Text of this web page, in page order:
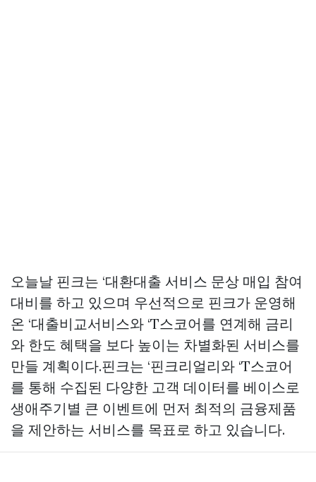
오늘날 핀크는 ‘대환대출 서비스 문상 매입 참여
대비를 하고 있으며 우선적으로 핀크가 운영해
온 ‘대출비교서비스와 ‘T스코어를 연계해 금리
와 한도 혜택을 보다 높이는 차별화된 서비스를
만들 계획이다.핀크는 ‘핀크리얼리와 ‘T스코어
를 통해 수집된 다양한 고객 데이터를 베이스로
생애주기별 큰 이벤트에 먼저 최적의 금융제품
을 제안하는 서비스를 목표로 하고 있습니다.